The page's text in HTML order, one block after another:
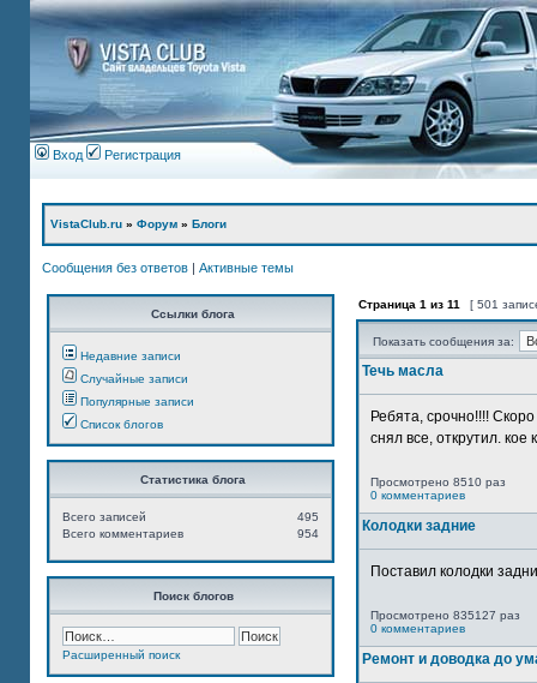
Вход Регистрация
VistaClub.ru » Форум » Блоги
Сообщения без ответов | Активные темы
Ссылки блога
Недавние записи
Случайные записи
Популярные записи
Список блогов
Статистика блога
495
Всего записей
954
Всего комментариев
Поиск блогов
Расширенный поиск
Страница 1 из 11 [ 501
Показать сообщения за:
Течь масла
Ребята, срочно!!!!
снял все, открутил. кое
Просмотрено 8510 раз
0 комментариев
Колодки задние
Поставил колодки
Просмотрено 835127 раз
0 комментариев
Ремонт и доводка до